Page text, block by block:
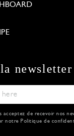
newsletter
acceptez de recevoir nos
notre Politique de